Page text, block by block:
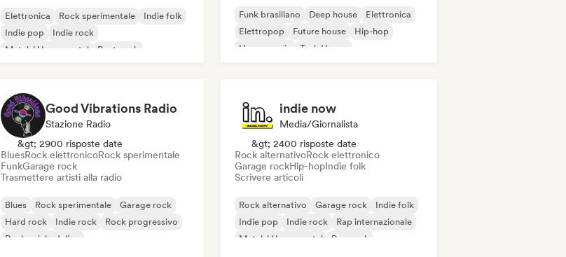
Elettronica Rock sperimentale
Indie folk
Indie pop
Indie rock
Metal / Heavy metal
Post punk
Funk brasiliano Deep house
Elettronica
Elettropop
Future house
Hip-hop
House music
Tech House
Good Vibrations Radio
Stazione Radio
&gt; 2900 risposte date
BluesRock elettronicoRock sperimentale
FunkGarage rock
Trasmettere artisti alla radio
Blues Rock sperimentale
Garage rock
Hard rock
Indie rock
Rock progressivo
Rock psichedelico
indie now
Media/Giornalista
&gt; 2400 risposte date
Rock alternativoRock elettronico
Garage rockHip-hopIndie folk
Scrivere articoli
Rock alternativo Garage rock
Indie folk
Indie pop
Indie rock
Rap internazionale
Metal / Heavy metal
Pop rock